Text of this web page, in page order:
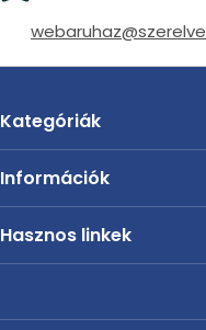
Kategóriák
Információk
Hasznos linkek